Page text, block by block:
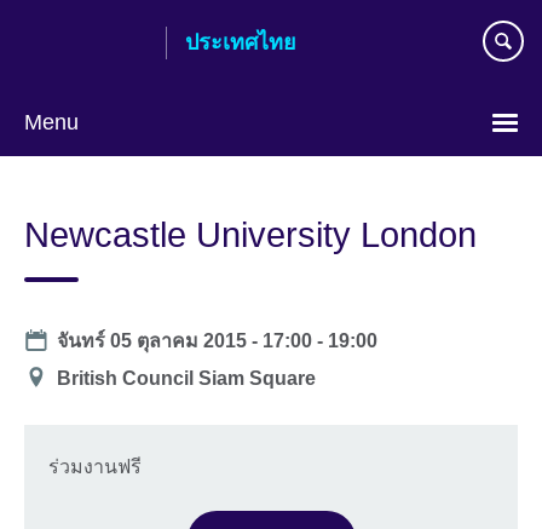
ประเทศไทย
Menu
Newcastle University London
Date
จันทร์ 05 ตุลาคม 2015 - 17:00 - 19:00
สถาน
British Council Siam Square
ร่วมงานฟรี